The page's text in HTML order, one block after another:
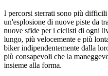
I percorsi sterrati sono più
un'esplosione di nuove piste da
nuove sfide per i ciclisti di ogni
lungo, più velocemente e più
biker indipendentemente dalla
più consapevoli che la
insieme alla forma.